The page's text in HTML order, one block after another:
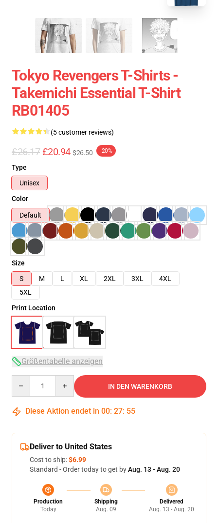
Tokyo Revengers T-Shirts -
Takemichi Essential T-Shirt
RB01405
(5 customer reviews)
£26.17 £20.94 $26.50 -20%
Type
Unisex
Color
Default
Size
S
M L XL 2XL 3XL
4XL
5XL
Print Location
Größentabelle anzeigen
IN DEN WARENKORB
Diese Aktion endet in 00: 27: 54
Deliver to United States
Cost to ship:$6.99
Standard - Order today to get byAug. 13 - Aug. 20
Production
Today
Shipping
Aug. 09
Delivered
Aug. 13 - Aug. 20